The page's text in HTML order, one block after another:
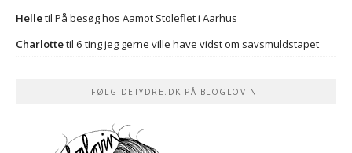
Helletil På besøg hos Aamot Stoleflet i Aarhus
Charlottetil 6 ting jeg gerne ville have vidst om savsmuldstapet
FØLG DETYDRE.DK PÅ BLOGLOVIN!